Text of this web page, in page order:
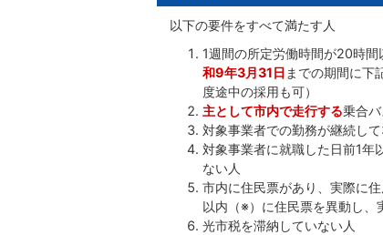
以下の要件をすべて満たす人
1週間の所定労働時間が20時間
和9年3月31日 までの期間に下
度途中の採用も可）
主として市内で走行する乗合
対象事業者での勤務が継続し
対象事業者に就職した日前1年
ない人
市内に住民票があり、実際に
以内（※）に住民票を異動し、
光市税を滞納していない人